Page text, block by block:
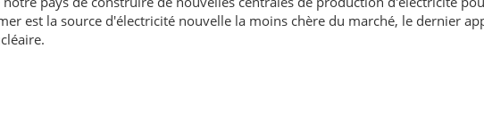
est la source d'électricité nouvelle la moins chère du marché, le dernier